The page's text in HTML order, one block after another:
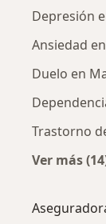
Depresión
Ansiedad
Duelo en
Trastorno
Ver más